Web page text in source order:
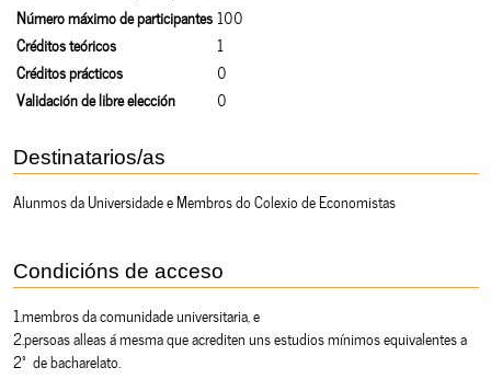
Número máximo de participantes 100
Créditos teóricos
1
Créditos prácticos
0
Validación de libre elección
0
Destinatarios/as
Alunmos da Universidade e Membros do Colexio de Economistas
Condicións de acceso
1.membros da comunidade universitaria, e
2.persoas alleas á mesma que acrediten uns estudios mínimos equivalentes a
2º de bacharelato.